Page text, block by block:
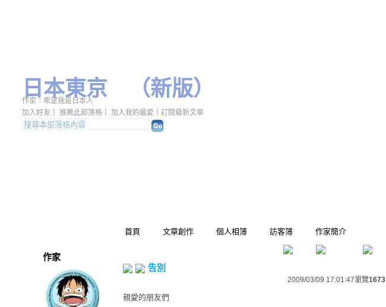
日本東京 （新版）
首頁 文章創作 個人相簿 訪客簿 作家簡介
加入好友 推薦此部落格 加入我的最愛 訂閱最新文章
作家：希望我是日本人
作家
告別
2009/03/09 17:01:47瀏覽1673
親愛的朋友們